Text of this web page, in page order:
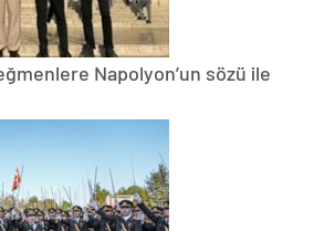
Napolyon’un sözü ile